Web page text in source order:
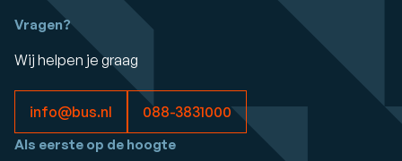
Vragen?
Wij helpen je graag
info@bus.nl 088-3831000
Als eerste op de hoogte